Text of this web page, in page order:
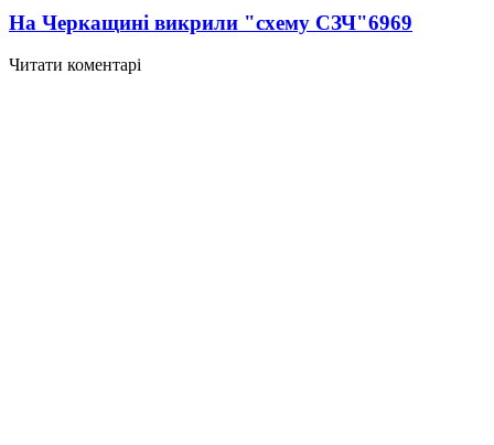
На Черкащині викрили "схему СЗЧ"6969
Читати коментарі